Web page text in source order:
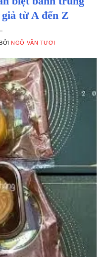
từ A đến Z
NGÔ VĂN TƯƠI